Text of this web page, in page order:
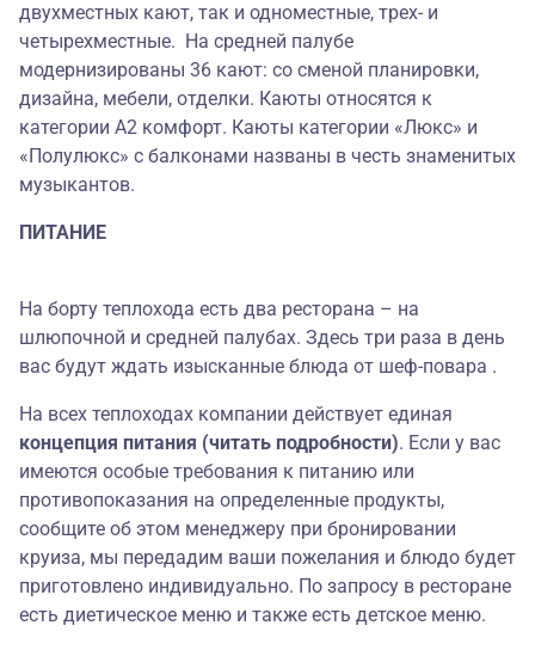
двухместных кают, так и одноместные, трех- и
четырехместные. На средней палубе
модернизированы 36 кают: со сменой планировки,
дизайна, мебели, отделки. Каюты относятся к
категории А2 комфорт. Каюты категории «Люкс» и
«Полулюкс» с балконами названы в честь знаменитых
музыкантов.
ПИТАНИЕ
На борту теплохода есть два ресторана – на
шлюпочной и средней палубах. Здесь три раза в день
вас будут ждать изысканные блюда от шеф-повара .
На всех теплоходах компании действует единая
концепция питания (читать подробности). Если у вас
имеются особые требования к питанию или
противопоказания на определенные продукты,
сообщите об этом менеджеру при бронировании
круиза, мы передадим ваши пожелания и блюдо будет
приготовлено индивидуально. По запросу в ресторане
есть диетическое меню и также есть детское меню.